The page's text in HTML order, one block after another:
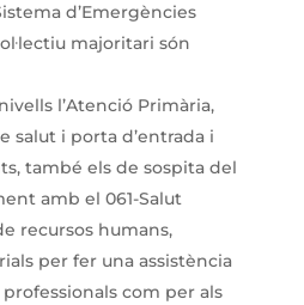
d’Emergències
majoritari són
l’Atenció Primària,
salut i porta d’entrada i
també els de sospita del
amb el 061-Salut
recursos humans,
per fer una assistència
com per als